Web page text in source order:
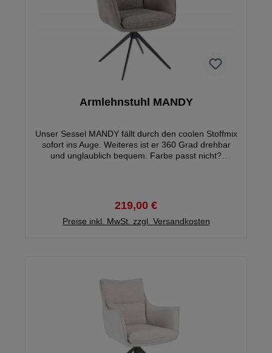
Armlehnstuhl MANDY
Unser Sessel MANDY fällt durch den coolen Stoffmix
sofort ins Auge. Weiteres ist er 360 Grad drehbar
und unglaublich bequem. Farbe passt nicht?
219,00 €
Preise inkl. MwSt. zzgl. Versandkosten